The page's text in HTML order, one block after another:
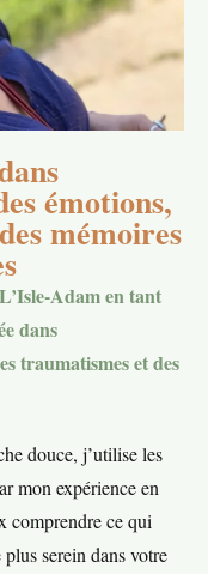
émotions,
mémoires
Adam en tant
dans
traumatismes et des
douce, j’utilise les
mon expérience en
comprendre ce qui
serein dans votre